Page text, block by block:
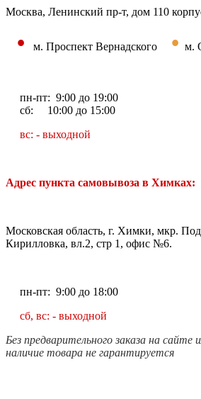
Москва, Ленинский пр-т, дом 110
• м. Проспект Вернадского • м.
пн-пт: 9:00 до 19:00
сб: 10:00 до 15:00
вс: - выходной
Адрес пункта самовывоза в Химках:
Московская область, г. Химки, мкр.
Кирилловка, вл.2, стр 1, офис №6.
пн-пт: 9:00 до 18:00
сб, вс: - выходной
Без предварительного заказа на сайте
наличие товара не гарантируется